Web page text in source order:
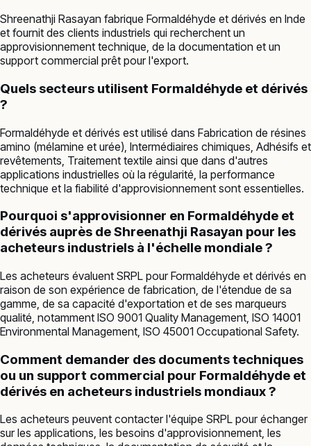
Shreenathji Rasayan fabrique Formaldéhyde et dérivés en Inde
et fournit des clients industriels qui recherchent un
approvisionnement technique, de la documentation et un
support commercial prêt pour l'export.
Quels secteurs utilisent Formaldéhyde et dérivés
?
Formaldéhyde et dérivés est utilisé dans Fabrication de résines
amino (mélamine et urée), Intermédiaires chimiques, Adhésifs et
revêtements, Traitement textile ainsi que dans d'autres
applications industrielles où la régularité, la performance
technique et la fiabilité d'approvisionnement sont essentielles.
Pourquoi s'approvisionner en Formaldéhyde et
dérivés auprès de Shreenathji Rasayan pour les
acheteurs industriels à l'échelle mondiale ?
Les acheteurs évaluent SRPL pour Formaldéhyde et dérivés en
raison de son expérience de fabrication, de l'étendue de sa
gamme, de sa capacité d'exportation et de ses marqueurs
qualité, notamment ISO 9001 Quality Management, ISO 14001
Environmental Management, ISO 45001 Occupational Safety.
Comment demander des documents techniques
ou un support commercial pour Formaldéhyde et
dérivés en acheteurs industriels mondiaux ?
Les acheteurs peuvent contacter l'équipe SRPL pour échanger
sur les applications, les besoins d'approvisionnement, les